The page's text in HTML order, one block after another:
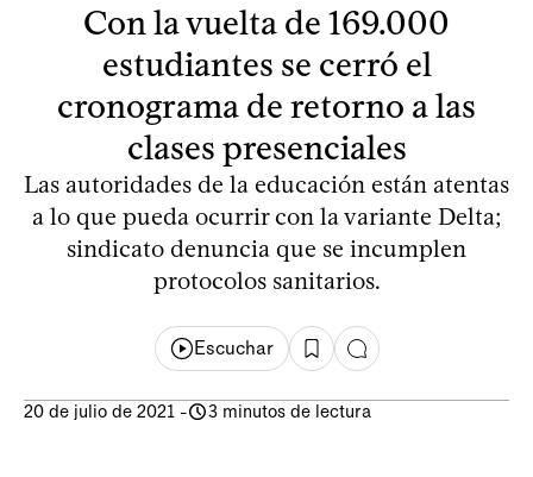
Con la vuelta de 169.000
estudiantes se cerró el
cronograma de retorno a las
clases presenciales
Las autoridades de la educación están atentas
a lo que pueda ocurrir con la variante Delta;
sindicato denuncia que se incumplen
protocolos sanitarios.
Escuchar
20 de julio de 2021 - 3 minutos de lectura